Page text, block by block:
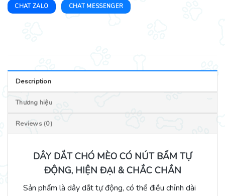
CHAT ZALO CHAT MESSENGER
Description
Thương hiệu
Reviews (0)
DÂY DẮT CHÓ MÈO CÓ NÚT BẤM TỰ
ĐỘNG, HIỆN ĐẠI & CHẮC CHẮN
Sản phẩm là dây dắt tự động, có thể điều chỉnh dài